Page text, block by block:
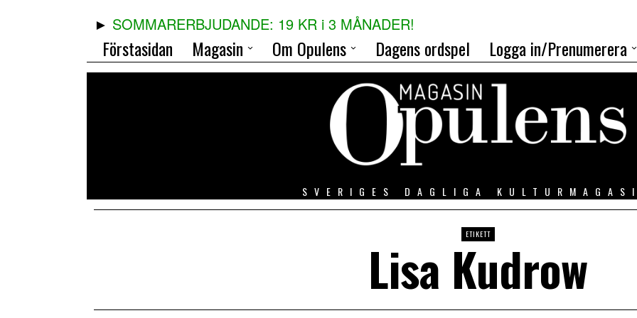
SOMMARERBJUDANDE: 19 KR i 3 MÅNADER!
Förstasidan Magasin Om Opulens Dagens ordspel Logga in/Prenumerera
SVERIGES DAGLIGA
ETIKETT
Lisa Kudrow